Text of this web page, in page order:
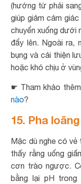
(hướng từ phải
giúp giảm cảm
chuyển xuống dưới
đẩy lên. Ngoài ra,
bụng và cải thiện
hoặc khó chịu ở
☛ Tham khảo
nào?
15. Pha
Mặc dù nghe có
thấy rằng uống
cơn trào ngược.
bằng lại pH